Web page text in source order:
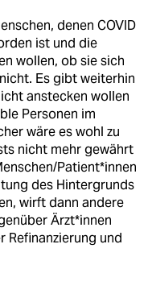
denen COVID
ist und die
wollen, ob sie sich
Es gibt weiterhin
anstecken wollen
Personen im
wäre es wohl zu
nicht mehr gewährt
Patient*innen
des Hintergrunds
wirft dann andere
Ärzt*innen
Refinanzierung und